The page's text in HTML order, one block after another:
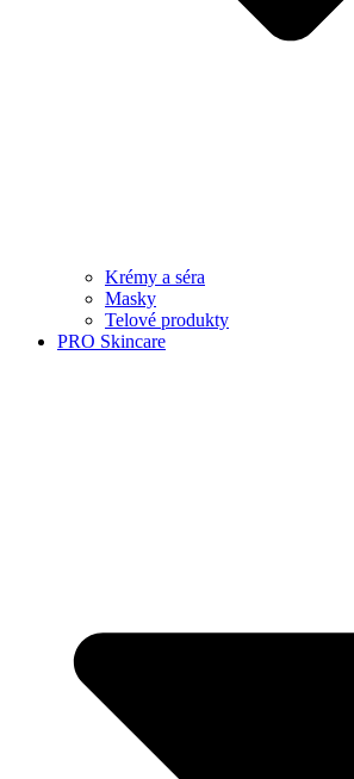
Krémy a séra
Masky
Telové produkty
PRO Skincare